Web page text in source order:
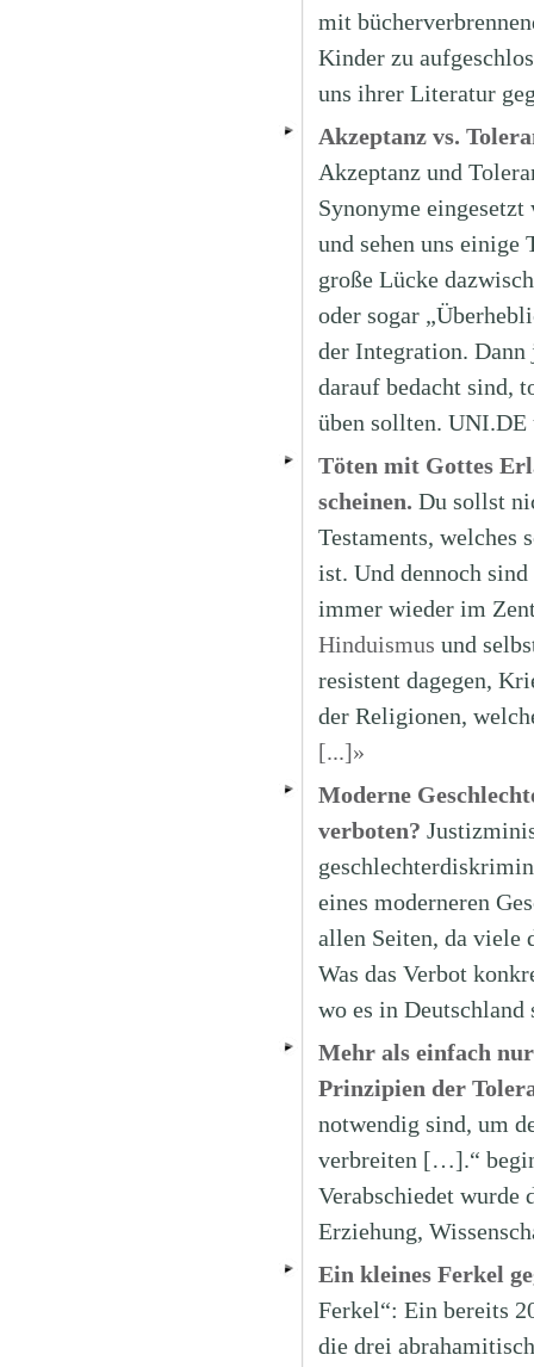
mit
Kinder zu
uns ihrer Literatur
Akzeptanz vs.
Akzeptanz und
Synonyme
und sehen uns einige
große Lücke
oder sogar
der Integration.
darauf bedacht sind,
üben sollten.
Töten mit Gottes
scheinen. Du sollst
Testaments, welches
ist. Und dennoch
immer wieder im
Hinduismus und
resistent dagegen,
der Religionen,
[...]»
Moderne
verboten?
eines moderneren
allen Seiten, da viele
Was das Verbot
wo es in
Mehr als einfach
Prinzipien der
notwendig sind, um
verbreiten […].“
Verabschiedet wurde
Erziehung,
Ein kleines Ferkel
Ferkel“: Ein bereits
die drei